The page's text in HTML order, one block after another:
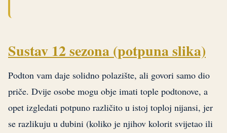
Sustav 12 sezona (potpuna slika)
Podton vam daje solidno polazište, ali govori samo dio
priče. Dvije osobe mogu obje imati tople podtonove, a
opet izgledati potpuno različito u istoj toploj nijansi, jer
se razlikuju u dubini (koliko je njihov kolorit svijetao ili